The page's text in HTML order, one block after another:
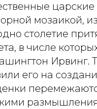
мозаикой,
столетие
в числе
его на